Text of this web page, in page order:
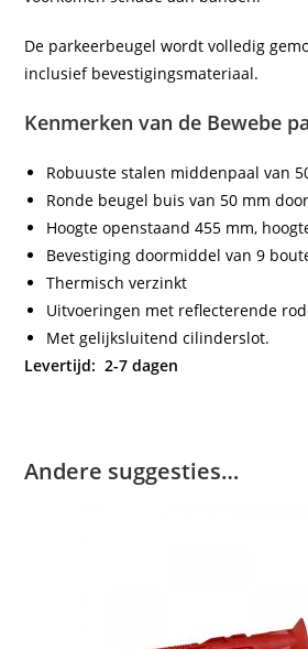
De parkeerbeugel wordt volledig
inclusief bevestigingsmateriaal.
Kenmerken van de Bewebe
Robuuste stalen middenpaal van
Ronde beugel buis van 50 mm
Hoogte openstaand 455 mm,
Bevestiging doormiddel van 9
Thermisch verzinkt
Uitvoeringen met reflecterende
Met gelijksluitend cilinderslot.
Levertijd: 2-7 dagen
Andere suggesties…